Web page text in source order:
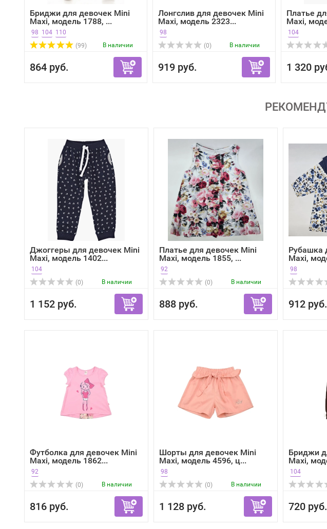
Бриджи для девочек Mini
Maxi, модель 1788, ...
98 104 110
(99)
В наличии
864 руб.
Лонгслив для девочек Mini
Maxi, модель 2323...
98
(0)
В наличии
919 руб.
Платье
Maxi,
104
1 320
Джоггеры для девочек Mini
Maxi, модель 1402...
104
(0)
В наличии
1 152 руб.
Платье для девочек Mini
Maxi, модель 1855, ...
92
(0)
В наличии
888 руб.
Рубашка
Maxi,
98
912 руб.
Футболка для девочек Mini
Maxi, модель 1862...
92
(0)
В наличии
816 руб.
Шорты для девочек Mini
Maxi, модель 4596, ц...
98
(0)
В наличии
1 128 руб.
Бриджи
Maxi,
104
720 руб.